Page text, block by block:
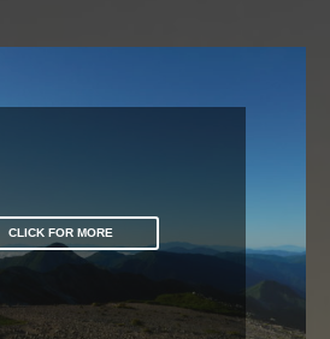
CLICK FOR MORE